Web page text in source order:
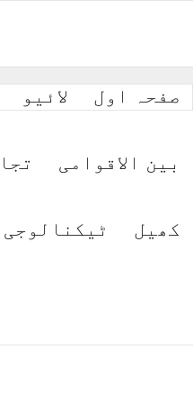
صفحہ اول لائیو
بین الاقوامی
کھیل ٹیکنالوجی